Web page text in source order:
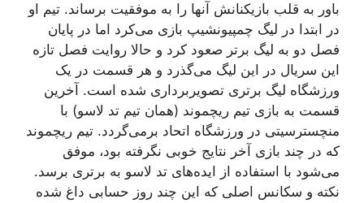
باور به قلب بازیکنانش آنها را به موفقیت برساند. تیم او
در ابتدا در لیگ چمپیونشیپ بازی می‌کرد اما در پایان
فصل دو به لیگ برتر صعود کرد و حالا روایت فصل تازه
این سریال در این لیگ می‌گذرد و هر قسمت در یک
ورزشگاه لیگ برتری تصویربرداری شده است. آخرین
قسمت به بازی تیم ریچموند (همان تیم تد لاسو) با
منچسترسیتی در ورزشگاه اتحاد برمی‌گردد. تیم ریچموند
که در چند بازی آخر نتایج خوبی نگرفته بود، موفق
می‌شود با استفاده از ایده‌های تد لاسو به برتری برسد.
نکته و سکانس اصلی که این چند روز حسابی داغ شده